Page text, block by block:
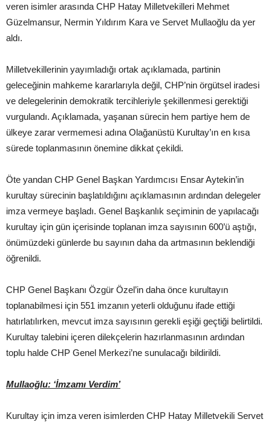
veren isimler arasında CHP Hatay Milletvekilleri Mehmet
Güzelmansur, Nermin Yıldırım Kara ve Servet Mullaoğlu da yer
aldı.
Milletvekillerinin yayımladığı ortak açıklamada, partinin
geleceğinin mahkeme kararlarıyla değil, CHP’nin örgütsel iradesi
ve delegelerinin demokratik tercihleriyle şekillenmesi gerektiği
vurgulandı. Açıklamada, yaşanan sürecin hem partiye hem de
ülkeye zarar vermemesi adına Olağanüstü Kurultay’ın en kısa
sürede toplanmasının önemine dikkat çekildi.
Öte yandan CHP Genel Başkan Yardımcısı Ensar Aytekin’in
kurultay sürecinin başlatıldığını açıklamasının ardından delegeler
imza vermeye başladı. Genel Başkanlık seçiminin de yapılacağı
kurultay için gün içerisinde toplanan imza sayısının 600’ü aştığı,
önümüzdeki günlerde bu sayının daha da artmasının beklendiği
öğrenildi.
CHP Genel Başkanı Özgür Özel’in daha önce kurultayın
toplanabilmesi için 551 imzanın yeterli olduğunu ifade ettiği
hatırlatılırken, mevcut imza sayısının gerekli eşiği geçtiği belirtildi.
Kurultay talebini içeren dilekçelerin hazırlanmasının ardından
toplu halde CHP Genel Merkezi’ne sunulacağı bildirildi.
Mullaoğlu: ‘İmzamı Verdim’
Kurultay için imza veren isimlerden CHP Hatay Milletvekili Servet